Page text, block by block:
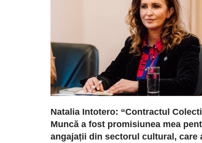
Natalia Intotero: “Contractul
Muncă a fost promisiunea mea
angajații din sectorul cultural, care